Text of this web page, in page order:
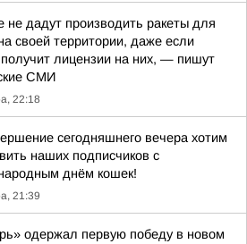
не дадут производить ракеты для
своей территории, даже если
получит лицензии на них, — пишут
СМИ
22:18
сегодняшнего вечера хотим
наших подписчиков с
днём кошек!
21:39
одержал первую победу в новом